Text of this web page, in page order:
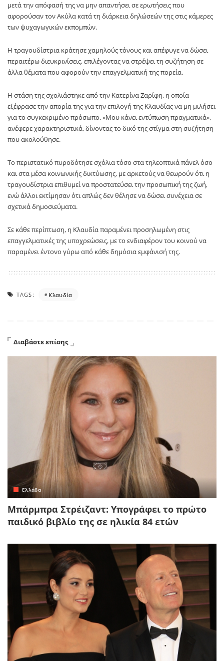
μετά την απόφασή της να μην απαντήσει σε ερωτήσεις που
αφορούσαν τον Ακύλα κατά τη διάρκεια δηλώσεών της στις κάμερες
των ψυχαγωγικών εκπομπών.
Η τραγουδίστρια κράτησε χαμηλούς τόνους και απέφυγε να δώσει
περαιτέρω διευκρινίσεις, επιλέγοντας να στρέψει τη συζήτηση σε
άλλα θέματα που αφορούν την επαγγελματική της πορεία.
Η στάση της σχολιάστηκε από την Κατερίνα Ζαρίφη, η οποία
εξέφρασε την απορία της για την επιλογή της Κλαυδίας να μη μιλήσει
για το συγκεκριμένο πρόσωπο. «Μου κάνει εντύπωση πραγματικά»,
ανέφερε χαρακτηριστικά, δίνοντας το δικό της στίγμα στη συζήτηση
που ακολούθησε.
Το περιστατικό πυροδότησε σχόλια τόσο στα τηλεοπτικά πάνελ όσο
και στα μέσα κοινωνικής δικτύωσης, με αρκετούς να θεωρούν ότι η
τραγουδίστρια επιθυμεί να προστατεύσει την προσωπική της ζωή,
ενώ άλλοι εκτίμησαν ότι απλώς δεν θέλησε να δώσει συνέχεια σε
σχετικά δημοσιεύματα.
Σε κάθε περίπτωση, η Κλαυδία παραμένει προσηλωμένη στις
επαγγελματικές της υποχρεώσεις, με το ενδιαφέρον του κοινού να
παραμένει έντονο γύρω από κάθε δημόσια εμφάνισή της.
TAGS: Κλαυδία
Διαβάστε επίσης
Ελλάδα
Μπάρμπρα Στρέιζαντ: Υπογράφει το πρώτο
παιδικό βιβλίο της σε ηλικία 84 ετών